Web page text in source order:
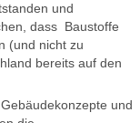
und
dass Baustoffe
(und nicht zu
bereits auf den
und